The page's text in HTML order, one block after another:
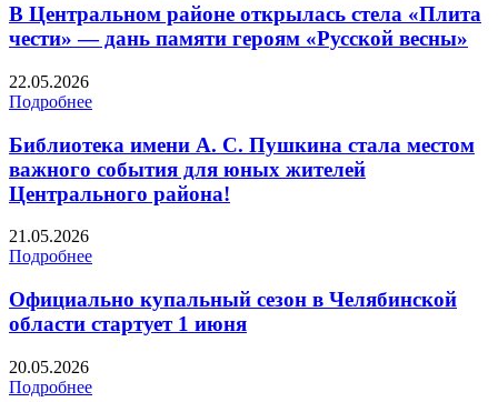
В Центральном районе открылась стела «Плита
чести» — дань памяти героям «Русской весны»
22.05.2026
Подробнее
Библиотека имени А. С. Пушкина стала местом
важного события для юных жителей
Центрального района!
21.05.2026
Подробнее
️Официально купальный сезон в Челябинской
области стартует 1 июня
20.05.2026
Подробнее